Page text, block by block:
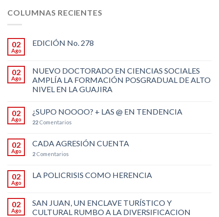
COLUMNAS RECIENTES
02
Ago
EDICIÓN No. 278
02
Ago
NUEVO DOCTORADO EN CIENCIAS SOCIALES
AMPLÍA LA FORMACIÓN POSGRADUAL DE ALTO
NIVEL EN LA GUAJIRA
02
Ago
¿SUPO NOOOO? + LAS @ EN TENDENCIA
22 Comentarios
02
Ago
CADA AGRESIÓN CUENTA
2 Comentarios
02
Ago
LA POLICRISIS COMO HERENCIA
02
Ago
SAN JUAN, UN ENCLAVE TURÍSTICO Y
CULTURAL RUMBO A LA DIVERSIFICACION